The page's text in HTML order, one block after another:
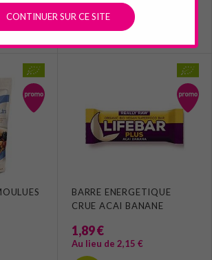
BARRE ENERGETIQUE
CRUE ACAI BANANE
1,89 €
Au lieu de 2,15 €
CONTINUER SUR CE SITE